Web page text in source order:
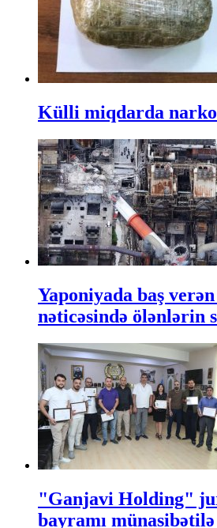
Külli miqdarda
Yaponiyada baş
nəticəsində ölənlərin
"Ganjavi Holding"
bayramı